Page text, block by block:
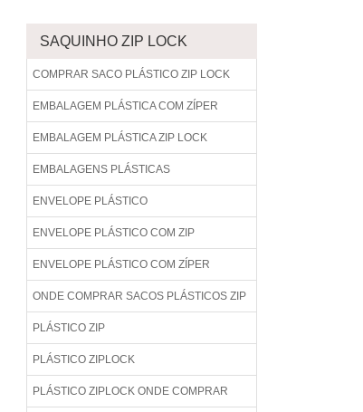
SAQUINHO ZIP LOCK
COMPRAR SACO PLÁSTICO ZIP LOCK
EMBALAGEM PLÁSTICA COM ZÍPER
EMBALAGEM PLÁSTICA ZIP LOCK
EMBALAGENS PLÁSTICAS
ENVELOPE PLÁSTICO
ENVELOPE PLÁSTICO COM ZIP
ENVELOPE PLÁSTICO COM ZÍPER
ONDE COMPRAR SACOS PLÁSTICOS ZIP
PLÁSTICO ZIP
PLÁSTICO ZIPLOCK
PLÁSTICO ZIPLOCK ONDE COMPRAR